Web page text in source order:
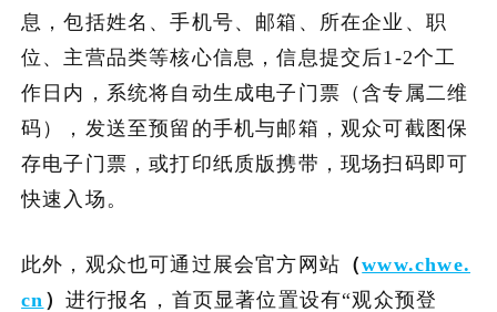
息，包括姓名、手机号、邮箱、所在企业、职
位、主营品类等核心信息，信息提交后1-2个工
作日内，系统将自动生成电子门票（含专属二维
码），发送至预留的手机与邮箱，观众可截图保
存电子门票，或打印纸质版携带，现场扫码即可
快速入场。
此外，观众也可通过展会官方网站 （www.chwe.
cn ） 进行报名，首页显著位置设有“观众预登